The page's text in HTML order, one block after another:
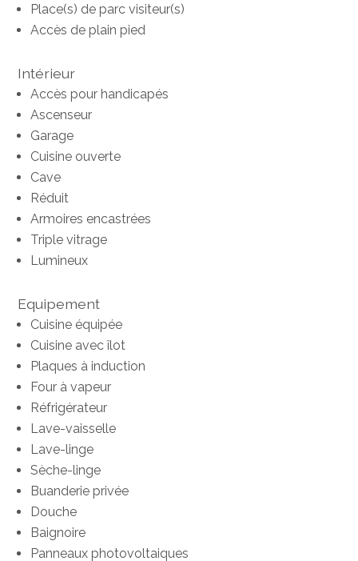
Place(s) de parc visiteur(s)
Accès de plain pied
Intérieur
Accès pour handicapés
Ascenseur
Garage
Cuisine ouverte
Cave
Réduit
Armoires encastrées
Triple vitrage
Lumineux
Equipement
Cuisine équipée
Cuisine avec îlot
Plaques à induction
Four à vapeur
Réfrigérateur
Lave-vaisselle
Lave-linge
Sèche-linge
Buanderie privée
Douche
Baignoire
Panneaux photovoltaiques